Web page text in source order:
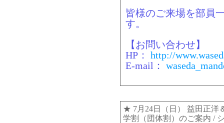
皆様のご来場を部員
す。
【お問い合わせ】
HP： http://
E-mail：
★ 7月24日（日） 益田正洋
学割（団体割）のご案内 /